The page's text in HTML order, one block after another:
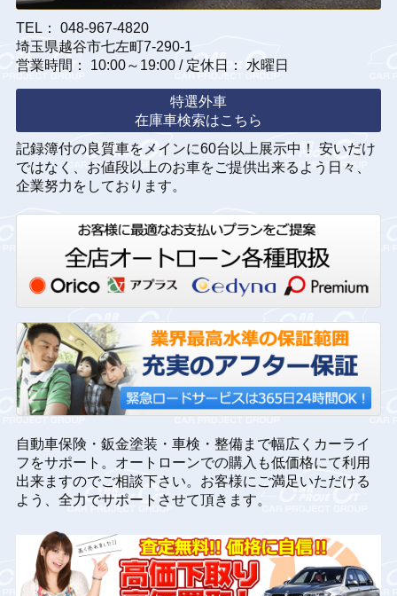
TEL： 048-967-4820
埼玉県越谷市七左町7-290-1
営業時間： 10:00～19:00 / 定休日： 水曜日
特選外車
在庫車検索はこちら
記録簿付の良質車をメインに60台以上展示中！ 安いだけ
ではなく、お値段以上のお車をご提供出来るよう日々、
企業努力をしております。
自動車保険・鈑金塗装・車検・整備まで幅広くカーライ
フをサポート。オートローンでの購入も低価格にて利用
出来ますのでご相談下さい。お客様にご満足いただける
よう、全力でサポートさせて頂きます。